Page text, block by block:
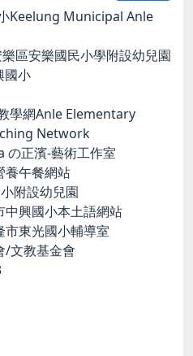
Keelung Municipal Anle
區安樂國民小學附設幼兒園
國小
學網Anle Elementary
Network
正濱-藝術工作室
養午餐網站
附設幼兒園
中興國小本土語網站
市東光國小輔導室
/文教基金會